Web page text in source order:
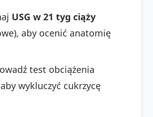
USG w 21 tyg ciąży
aby ocenić anatomię
test obciążenia
wykluczyć cukrzycę